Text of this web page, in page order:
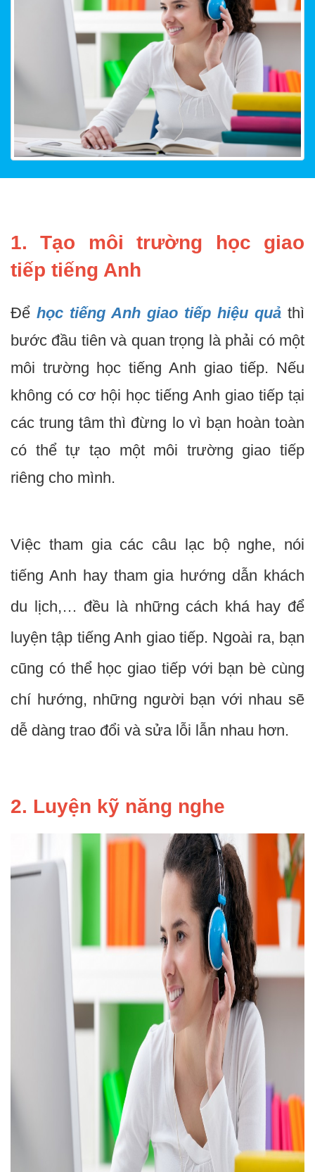
1. Tạo môi trường học giao
tiếp tiếng Anh
Để học tiếng Anh giao tiếp hiệu quả thì
bước đầu tiên và quan trọng là phải có một
môi trường học tiếng Anh giao tiếp. Nếu
không có cơ hội học tiếng Anh giao tiếp tại
các trung tâm thì đừng lo vì bạn hoàn toàn
có thể tự tạo một môi trường giao tiếp
riêng cho mình.
Việc tham gia các câu lạc bộ nghe, nói
tiếng Anh hay tham gia hướng dẫn khách
du lịch,… đều là những cách khá hay để
luyện tập tiếng Anh giao tiếp. Ngoài ra, bạn
cũng có thể học giao tiếp với bạn bè cùng
chí hướng, những người bạn với nhau sẽ
dễ dàng trao đổi và sửa lỗi lẫn nhau hơn.
2. Luyện kỹ năng nghe